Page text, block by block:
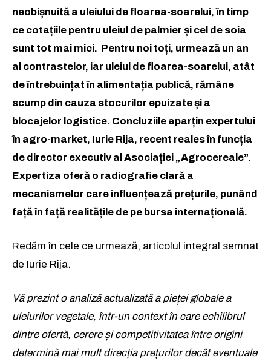
neobișnuită a uleiului de floarea-soarelui, în timp
ce cotațiile pentru uleiul de palmier și cel de soia
sunt tot mai mici. Pentru noi toți, urmează un an
al contrastelor, iar uleiul de floarea-soarelui, atât
de întrebuințat în alimentația publică, rămâne
scump din cauza stocurilor epuizate și a
blocajelor logistice. Concluziile aparțin expertului
în agro-market, Iurie Rija, recent reales în funcția
de director executiv al Asociației „Agrocereale”.
Expertiza oferă o radiografie clară a
mecanismelor care influențează prețurile, punând
față în față realitățile de pe bursa internațională.
Redăm în cele ce urmează, articolul integral semnat
de Iurie Rija.
Vă prezint o analiză actualizată a pieței globale a
uleiurilor vegetale, într-un context în care echilibrul
dintre ofertă, cerere și competitivitatea între origini
determină mai mult direcția prețurilor decât eventuale